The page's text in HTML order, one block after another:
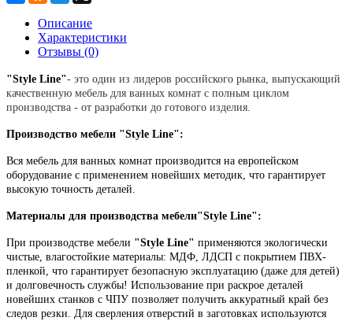
Описание
Характеристики
Отзывы (0)
"Style Line"- это один из лидеров российского рынка, выпускающий
качественную мебель для ванных комнат с полным циклом
производства - от разработки до готового изделия.
Производство мебели "Style Line":
Вся мебель для ванных комнат производится на европейском
оборудование с применением новейших методик, что гарантирует
высокую точность деталей.
Материалы для производства мебели"Style Line":
При производстве мебели "Style Line" применяются экологически
чистые, влагостойкие материалы: МДФ, ЛДСП с покрытием ПВХ-
пленкой, что гарантирует безопасную эксплуатацию (даже для детей)
и долговечность службы! Использование при раскрое деталей
новейших станков с ЧПУ позволяет получить аккуратный край без
следов резки. Для сверления отверстий в заготовках используются